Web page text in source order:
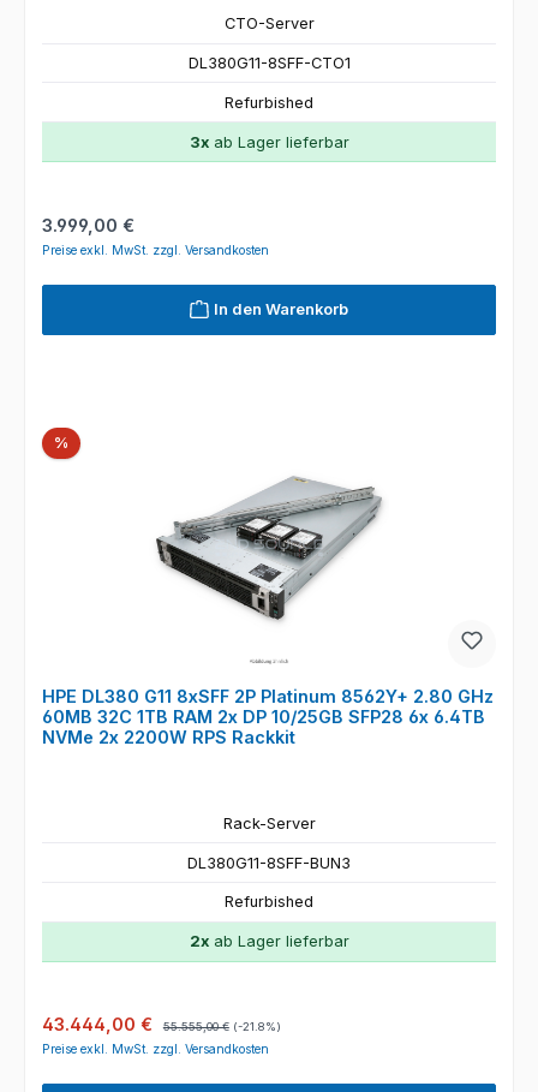
CTO-Server
DL380G11-8SFF-CTO1
Refurbished
3xab Lager lieferbar
Regulärer Preis:
3.999,00 €
Preise exkl. MwSt. zzgl. Versandkosten
In den Warenkorb
%Rabatt
HPE DL380 G11 8xSFF 2P Platinum 8562Y+ 2.80 GHz
60MB 32C 1TB RAM 2x DP 10/25GB SFP28 6x 6.4TB
NVMe 2x 2200W RPS Rackkit
Rack-Server
DL380G11-8SFF-BUN3
Refurbished
2xab Lager lieferbar
Verkaufspreis:
43.444,00 € Regulärer Preis:
55.555,00 € (-21.8%)
Preise exkl. MwSt. zzgl. Versandkosten